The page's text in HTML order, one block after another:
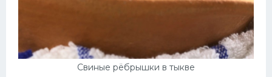
Свиные рёбрышки в тыкве